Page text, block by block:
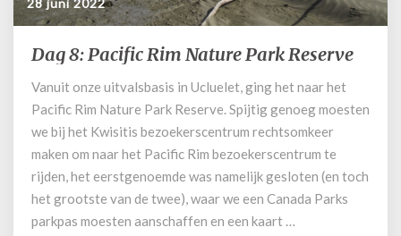
28 juni 2022
Dag
Pacific
Rim
Nature
Park
Reserve
Dag 8: Pacific Rim Nature Park Reserve
Vanuit onze uitvalsbasis in Ucluelet, ging het naar het
Pacific Rim Nature Park Reserve. Spijtig genoeg moesten
we bij het Kwisitis bezoekerscentrum rechtsomkeer
maken om naar het Pacific Rim bezoekerscentrum te
rijden, het eerstgenoemde was namelijk gesloten (en toch
het grootste van de twee), waar we een Canada Parks
parkpas moesten aanschaffen en een kaart …